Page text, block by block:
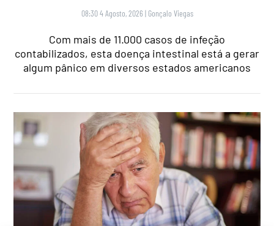
08:30 4 Agosto, 2026 | Gonçalo Viegas
Com mais de 11.000 casos de infeção
contabilizados, esta doença intestinal está a gerar
algum pânico em diversos estados americanos